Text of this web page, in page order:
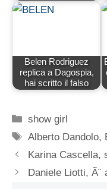
Belen Rodriguez
replica a Dagospia,
hai scritto il falso
Categorie
show girl
Tag
Alberto Dandolo,
Karina Cascella,
Daniele Liotti,